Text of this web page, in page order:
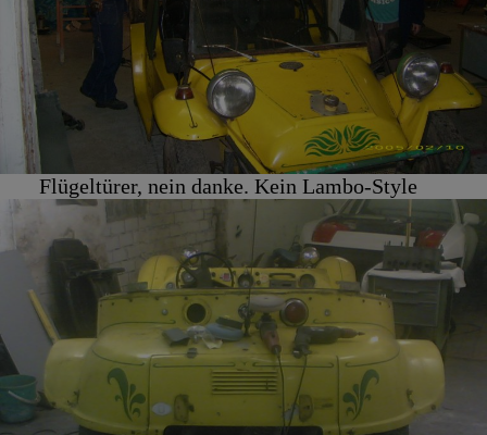
Flügeltürer, nein danke. Kein Lambo-Style